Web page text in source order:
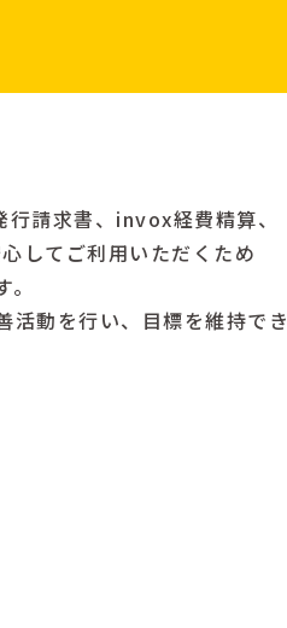
請求書、invox経費精算、
してご利用いただくため
活動を行い、目標を維持でき